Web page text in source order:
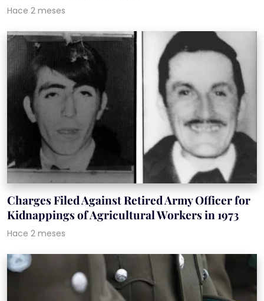
Hace 2 meses
Charges Filed Against Retired Army Officer for
Kidnappings of Agricultural Workers in 1973
Hace 2 meses